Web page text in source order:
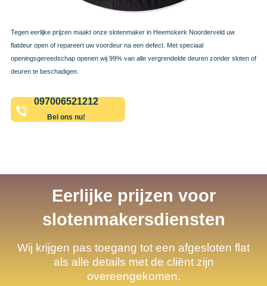
Tegen eerlijke prijzen maakt onze slotenmaker in Heemskerk Noorderveld uw
flatdeur open of repareert uw voordeur na een defect. Met speciaal
openingsgereedschap openen wij 99% van alle vergrendelde deuren zonder sloten of
deuren te beschadigen.
097006521212
Bel ons nu!
Eerlijke prijzen voor
slotenmakersdiensten
Wij krijgen pas toegang tot een afgesloten flat
als alle details met de cliënt zijn
overeengekomen.